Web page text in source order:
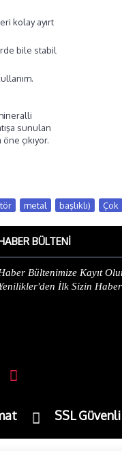
kolay ayırt
bile stabil
sunulan
çıkıyor.
metal başlıklı) Çok
BÜLTENI
Bültenimize Kayıt
İlk Sizin
SSL